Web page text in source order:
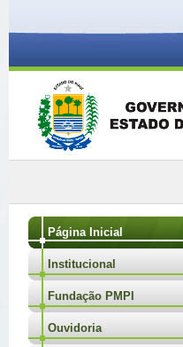
Página Inicial
Institucional
Fundação PMPI
Ouvidoria